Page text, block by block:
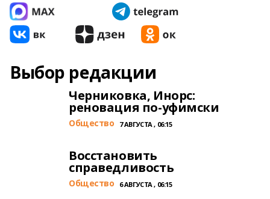
Выбор редакции
Черниковка, Инорс:
реновация по-уфимски
Общество 7 АВГУСТА , 06:15
Восстановить
справедливость
Общество 6 АВГУСТА , 06:15